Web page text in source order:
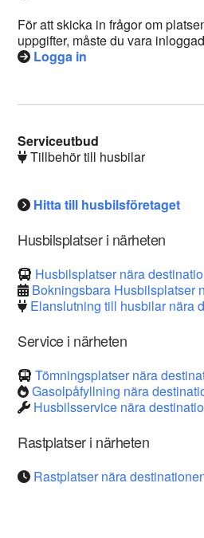
För att skicka in frågor om
uppgifter, måste du vara
Logga in
Serviceutbud
Tillbehör till husbilar
Hitta till husbilsföretaget
Husbilsplatser i närheten
Husbilsplatser nära
Bokningsbara Husbilsplatser
Elanslutning till husbilar nära
Service i närheten
Tömningsplatser nära
Gasolpåfyllning nära
Husbilsservice nära
Rastplatser i närheten
Rastplatser nära